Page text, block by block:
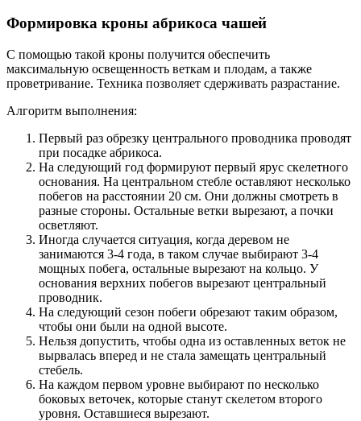
Формировка кроны абрикоса чашей
С помощью такой кроны получится обеспечить
максимальную освещенность веткам и плодам, а также
проветривание. Техника позволяет сдерживать разрастание.
Алгоритм выполнения:
Первый раз обрезку центрального проводника проводят
при посадке абрикоса.
На следующий год формируют первый ярус скелетного
основания. На центральном стебле оставляют несколько
побегов на расстоянии 20 см. Они должны смотреть в
разные стороны. Остальные ветки вырезают, а почки
осветляют.
Иногда случается ситуация, когда деревом не
занимаются 3-4 года, в таком случае выбирают 3-4
мощных побега, остальные вырезают на кольцо. У
основания верхних побегов вырезают центральный
проводник.
На следующий сезон побеги обрезают таким образом,
чтобы они были на одной высоте.
Нельзя допустить, чтобы одна из оставленных веток не
вырвалась вперед и не стала замещать центральный
стебель.
На каждом первом уровне выбирают по несколько
боковых веточек, которые станут скелетом второго
уровня. Оставшиеся вырезают.